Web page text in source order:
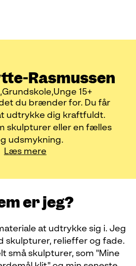
Rasmussen
Grundskole Unge 15+
du brænder for. Du får
udtrykke dig kraftfuldt.
skulpturer eller en fælles
udsmykning.
Læs mere
er jeg?
at udtrykke sig i. Jeg
skulpturer, relieffer og fade.
små skulpturer, som "Mine